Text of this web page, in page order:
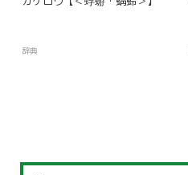
辞典